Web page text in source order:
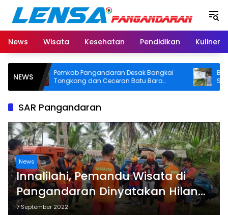
Langsung
konten
News
Wisata Kesehatan Pendidikan Kuliner
NEWS
Pemkab Pangandaran Desak Bangkai
Tongkang dan Ceceran Batu Bara
Segera Diangkat, Soroti Buruknya
BPN
SHM di
Usut
SAR Pangandaran
News
Innalilahi, Pemandu Wisata di
Pangandaran Dinyatakan Hilang
di Hulu Sungai Grand Canyon
7 September 2022